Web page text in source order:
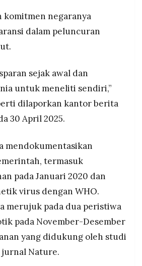
komitmen negaranya
dalam peluncuran
sejak awal dan
untuk meneliti sendiri,”
dilaporkan kantor berita
30 April 2025.
mendokumentasikan
termasuk
pada Januari 2020 dan
virus dengan WHO.
merujuk pada dua peristiwa
pada November-Desember
yang didukung oleh studi
jurnal Nature.